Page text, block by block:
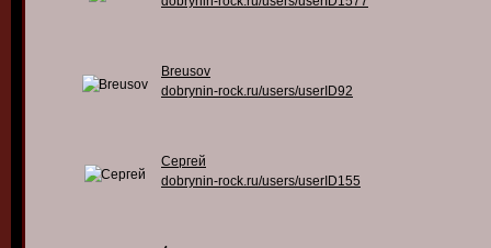
Breusov
dobrynin-rock.ru/users/userID92
Сергей
dobrynin-rock.ru/users/userID155